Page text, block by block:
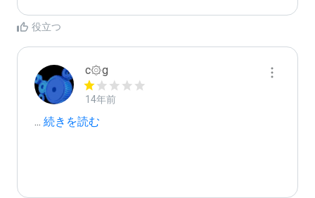
役立つ
c۞g
14年前
... 続きを読む